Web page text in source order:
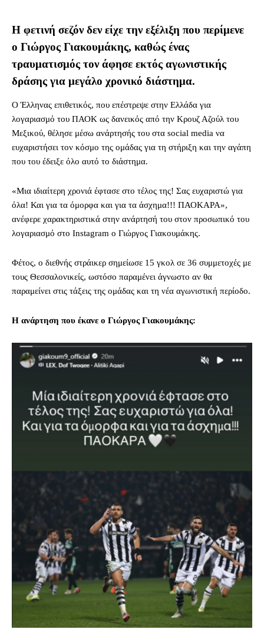
Η φετινή σεζόν δεν είχε την εξέλιξη που περίμενε
ο Γιώργος Γιακουμάκης, καθώς ένας
τραυματισμός τον άφησε εκτός αγωνιστικής
δράσης για μεγάλο χρονικό διάστημα.
Ο Έλληνας επιθετικός, που επέστρεψε στην Ελλάδα για
λογαριασμό του ΠΑΟΚ ως δανεικός από την Κρουζ Αζούλ του
Μεξικού, θέλησε μέσω ανάρτησής του στα social media να
ευχαριστήσει τον κόσμο της ομάδας για τη στήριξη και την αγάπη
που του έδειξε όλο αυτό το διάστημα.
«Μια ιδιαίτερη χρονιά έφτασε στο τέλος της! Σας ευχαριστώ για
όλα! Και για τα όμορφα και για τα άσχημα!!! ΠΑΟΚΑΡΑ»,
ανέφερε χαρακτηριστικά στην ανάρτησή του στον προσωπικό του
λογαριασμό στο Instagram ο Γιώργος Γιακουμάκης.
Φέτος, ο διεθνής στράικερ σημείωσε 15 γκολ σε 36 συμμετοχές με
τους Θεσσαλονικείς, ωστόσο παραμένει άγνωστο αν θα
παραμείνει στις τάξεις της ομάδας και τη νέα αγωνιστική περίοδο.
Η ανάρτηση που έκανε ο Γιώργος Γιακουμάκης: